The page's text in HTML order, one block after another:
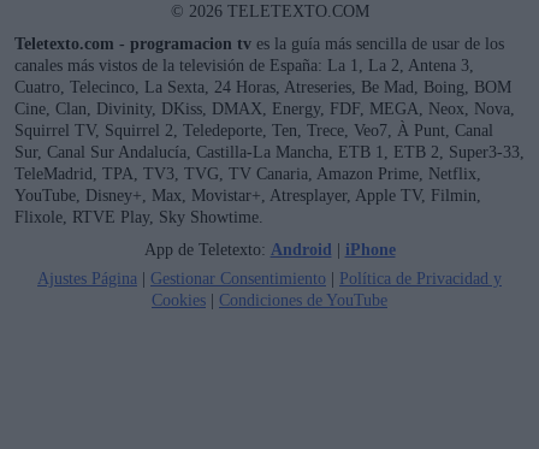
© 2026 TELETEXTO.COM
Teletexto.com - programacion tv es la guía más sencilla de usar de los
canales más vistos de la televisión de España: La 1, La 2, Antena 3,
Cuatro, Telecinco, La Sexta, 24 Horas, Atreseries, Be Mad, Boing, BOM
Cine, Clan, Divinity, DKiss, DMAX, Energy, FDF, MEGA, Neox, Nova,
Squirrel TV, Squirrel 2, Teledeporte, Ten, Trece, Veo7, À Punt, Canal
Sur, Canal Sur Andalucía, Castilla-La Mancha, ETB 1, ETB 2, Super3-33,
TeleMadrid, TPA, TV3, TVG, TV Canaria, Amazon Prime, Netflix,
YouTube, Disney+, Max, Movistar+, Atresplayer, Apple TV, Filmin,
Flixole, RTVE Play, Sky Showtime.
App de Teletexto: Android | iPhone
Ajustes Página | Gestionar Consentimiento | Política de Privacidad y
Cookies | Condiciones de YouTube